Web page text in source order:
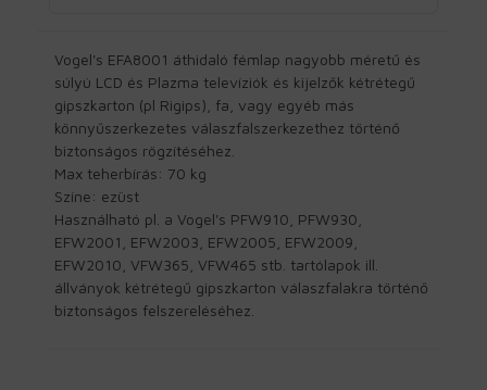
Vogel's EFA8001 áthidaló fémlap nagyobb méretű és
súlyú LCD és Plazma televíziók és kijelzők kétrétegű
gipszkarton (pl Rigips), fa, vagy egyéb más
könnyűszerkezetes válaszfalszerkezethez történő
biztonságos rögzítéséhez.
Max teherbírás: 70 kg
Színe: ezüst
Használható pl. a Vogel's PFW910, PFW930,
EFW2001, EFW2003, EFW2005, EFW2009,
EFW2010, VFW365, VFW465 stb. tartólapok ill.
állványok kétrétegű gipszkarton válaszfalakra történő
biztonságos felszereléséhez.